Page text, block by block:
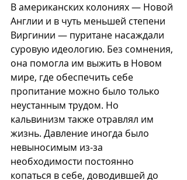
В американских колониях — Новой
Англии и в чуть меньшей степени
Виргинии — пуритане насаждали
суровую идеологию. Без сомнения,
она помогла им выжить в Новом
мире, где обеспечить себе
пропитание можно было только
неустанным трудом. Но
кальвинизм также отравлял им
жизнь. Давление иногда было
невыносимым из-за
необходимости постоянно
копаться в себе, доводившей до